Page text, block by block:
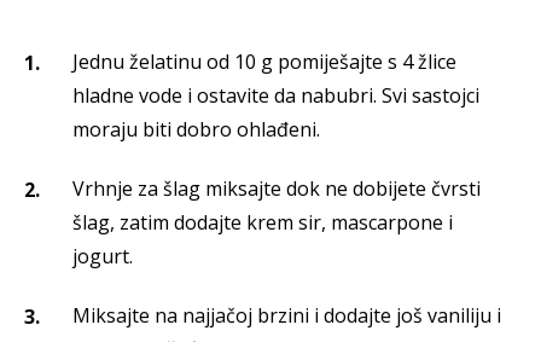
Jednu želatinu od 10 g pomiješajte s 4 žlice
hladne vode i ostavite da nabubri. Svi sastojci
moraju biti dobro ohlađeni.
Vrhnje za šlag miksajte dok ne dobijete čvrsti
šlag, zatim dodajte krem sir, mascarpone i
jogurt.
Miksajte na najjačoj brzini i dodajte još vaniliju i